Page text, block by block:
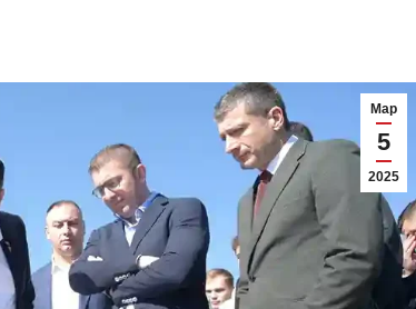
Мар
5
2025